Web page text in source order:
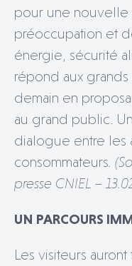
pour une
préoccupation et
énergie, sécurité
répond aux grands
demain en
au grand public.
dialogue entre les
consommateurs .
presse CNIEL –
UN PARCOURS
Les visiteurs